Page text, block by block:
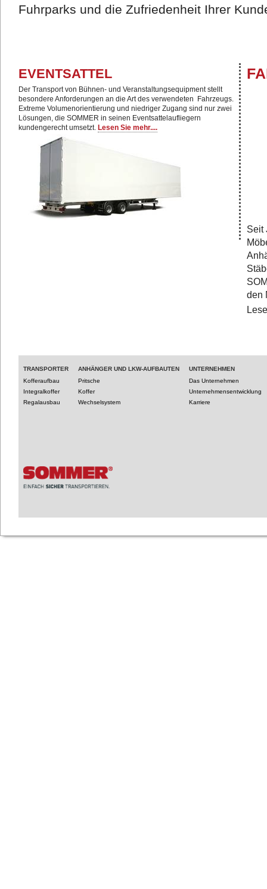
Fuhrparks und die Zufriedenheit Ihrer
EVENTSATTEL
Der Transport von Bühnen- und Veranstaltungsequipment stellt
besondere Anforderungen an die Art des verwendeten Fahrzeugs.
Extreme Volumenorientierung und niedriger Zugang sind nur zwei
Lösungen, die SOMMER in seinen Eventsattelaufliegern
kundengerecht umsetzt. Lesen Sie mehr....
Seit
den
TRANSPORTER
Kofferaufbau
Integralkoffer
Regalausbau
ANHÄNGER UND LKW-AUFBAUTEN
Pritsche
Koffer
Wechselsystem
UNTERNEHMEN
Das Unternehmen
Unternehmensentwicklung
Karriere